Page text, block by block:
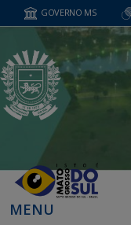
GOVERNO MS
MENU